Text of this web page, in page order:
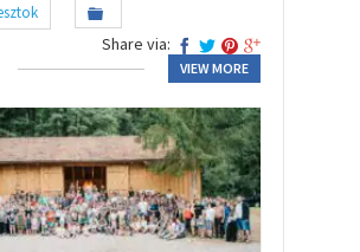
Share via:
VIEW MORE